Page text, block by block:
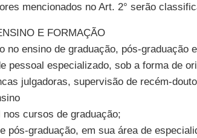
mencionados no Art. 2° serão
E FORMAÇÃO
no ensino de graduação, pós-
pessoal especializado, sob a forma de
julgadoras, supervisão de recém-
cursos de graduação;
pós-graduação, em sua área de